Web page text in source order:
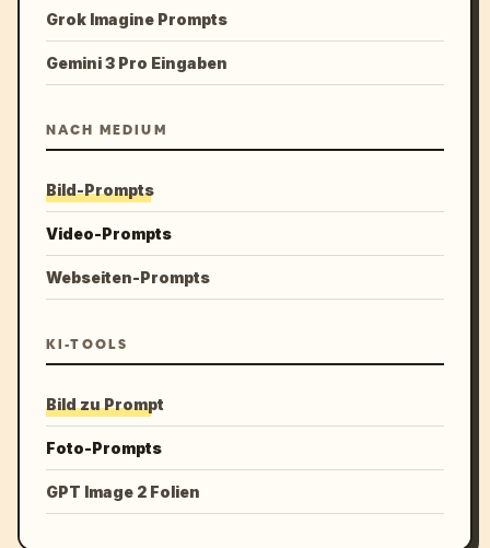
Grok Imagine Prompts
Gemini 3 Pro Eingaben
NACH MEDIUM
Bild-Prompts
Video-Prompts
Webseiten-Prompts
KI-TOOLS
Bild zu Prompt
Foto-Prompts
GPT Image 2 Folien